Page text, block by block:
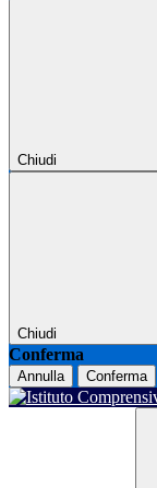
Chiudi
Chiudi
Conferma
Annulla Conferma